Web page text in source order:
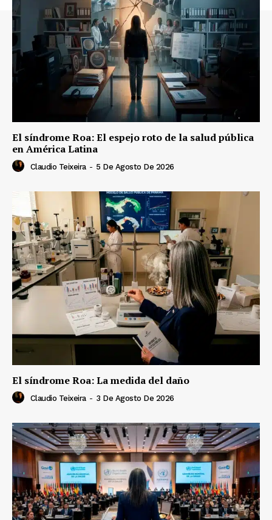
El síndrome Roa: El espejo roto de la salud pública
en América Latina
Claudio Teixeira - 5 De Agosto De 2026
El síndrome Roa: La medida del daño
Claudio Teixeira - 3 De Agosto De 2026